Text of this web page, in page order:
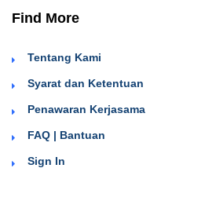
Find More
Tentang Kami
Syarat dan Ketentuan
Penawaran Kerjasama
FAQ | Bantuan
Sign In